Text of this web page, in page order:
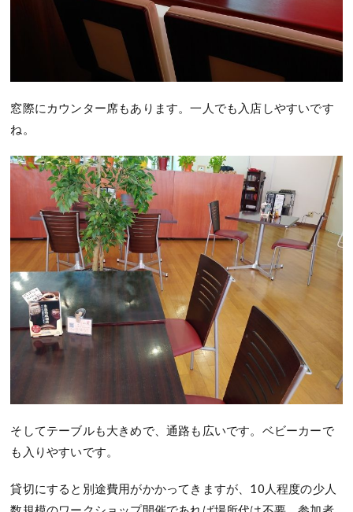
窓際にカウンター席もあります。一人でも入店しやすいです
ね。
そしてテーブルも大きめで、通路も広いです。ベビーカーで
も入りやすいです。
貸切にすると別途費用がかかってきますが、10人程度の少人